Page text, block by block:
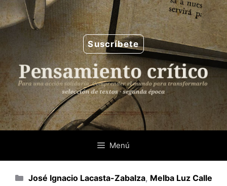
Saltar
al
contenido
Suscríbete
Menú
Categorías
José Ignacio Lacasta-Zabalza, Melba Luz Calle